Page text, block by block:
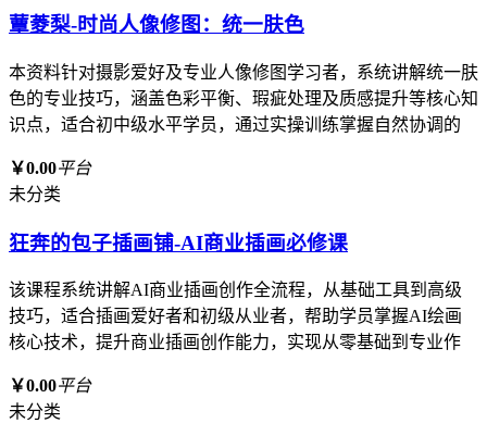
蕈菱梨-时尚人像修图：统一肤色
本资料针对摄影爱好及专业人像修图学习者，系统讲解统一肤
色的专业技巧，涵盖色彩平衡、瑕疵处理及质感提升等核心知
识点，适合初中级水平学员，通过实操训练掌握自然协调的
￥0.00平台
未分类
狂奔的包子插画铺-AI商业插画必修课
该课程系统讲解AI商业插画创作全流程，从基础工具到高级
技巧，适合插画爱好者和初级从业者，帮助学员掌握AI绘画
核心技术，提升商业插画创作能力，实现从零基础到专业作
￥0.00平台
未分类